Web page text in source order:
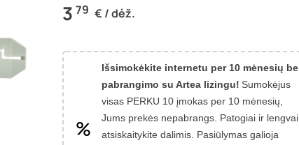
3 79 € / dėž.
Išsimokėkite internetu per 10 mėnesių be
pabrangimo su Artea lizingu! Sumokėjus
visas PERKU 10 įmokas per 10 mėnesių,
Jums prekės nepabrangs. Patogiai ir lengvai
atsiskaitykite dalimis. Pasiūlymas galioja